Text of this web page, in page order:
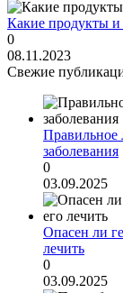
Какие продукты и
0
08.11.2023
Свежие
Правильное
заболевания
0
03.09.2025
Опасен ли
лечить
0
03.09.2025